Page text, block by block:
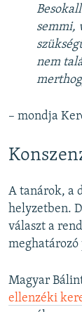
semmi,
nem
– mondja
A tanárok, a
helyzetben.
választ a
Magyar
ellenzéki